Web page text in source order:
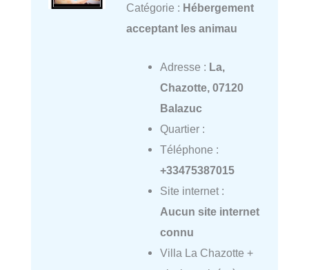
Catégorie : Hébergement
acceptant les animau
Adresse : La,
Chazotte, 07120
Balazuc
Quartier :
Téléphone :
+33475387015
Site internet :
Aucun site internet
connu
Villa La Chazotte +